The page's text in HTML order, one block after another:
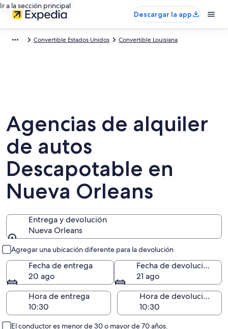
Ir a la sección principal
Descargar la app
Convertible Estados Unidos Convertible Louisiana
Agencias de alquiler
de autos
Descapotable en
Nueva Orleans
Entrega y devolución
Nueva Orleans
Agregar una ubicación diferente para la devolución
Fecha de entrega
20 ago
Fecha de devolución
21 ago
Hora de entrega
Hora de devolución
El conductor es menor de 30 o mayor de 70 años.